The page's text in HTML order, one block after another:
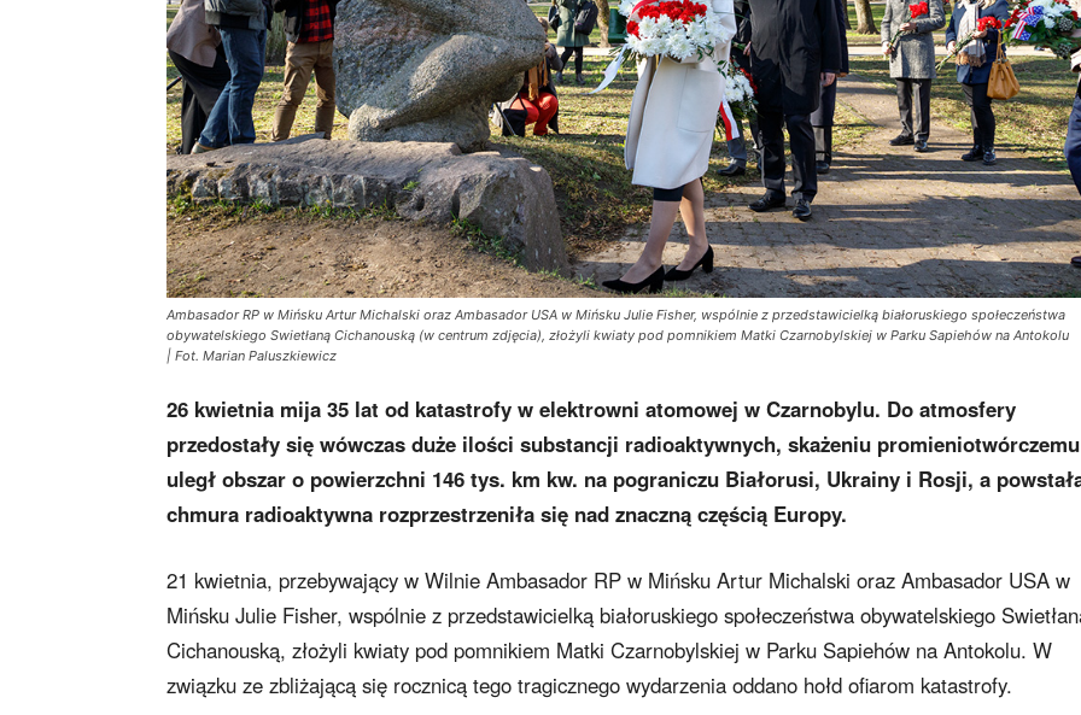
Ambasador RP w Mińsku Artur Michalski oraz Ambasador USA w Mińsku Julie Fisher, wspólnie z przedstawicielką białoruskiego społeczeństwa
obywatelskiego Swietłaną Cichanouską (w centrum zdjęcia), złożyli kwiaty pod pomnikiem Matki Czarnobylskiej w Parku Sapiehów na Antokolu
| Fot. Marian Paluszkiewicz
26 kwietnia mija 35 lat od katastrofy w elektrowni atomowej w Czarnobylu. Do atmosfery
przedostały się wówczas duże ilości substancji radioaktywnych, skażeniu promieniotwórczemu
uległ obszar o powierzchni 146 tys. km kw. na pograniczu Białorusi, Ukrainy i Rosji, a
chmura radioaktywna rozprzestrzeniła się nad znaczną częścią Europy.
21 kwietnia, przebywający w Wilnie Ambasador RP w Mińsku Artur Michalski oraz Ambasador USA w
Mińsku Julie Fisher, wspólnie z przedstawicielką białoruskiego społeczeństwa obywatelskiego
Cichanouską, złożyli kwiaty pod pomnikiem Matki Czarnobylskiej w Parku Sapiehów na Antokolu. W
związku ze zbliżającą się rocznicą tego tragicznego wydarzenia oddano hołd ofiarom katastrofy.